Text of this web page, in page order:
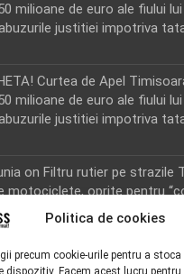
Politica de cookies
precum cookie-urile pentru a
dispozitiv. Facem acest lucru
milioane de euro ale fiului lui
justitiei impotriva
Curtea de Apel
milioane de euro ale fiului lui
justitiei impotriva
on Filtru rutier pe strazile
motociclete, oprite pentru
on Inca un martor din
au facut plangere